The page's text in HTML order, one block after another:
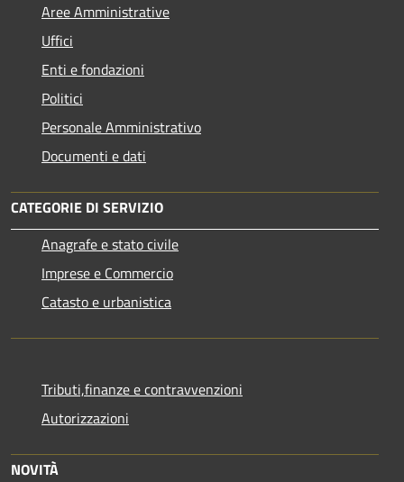
Aree Amministrative
Uffici
Enti e fondazioni
Politici
Personale Amministrativo
Documenti e dati
CATEGORIE DI SERVIZIO
Anagrafe e stato civile
Imprese e Commercio
Catasto e urbanistica
Tributi,finanze e contravvenzioni
Autorizzazioni
NOVITÀ